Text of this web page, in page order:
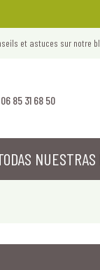
et astuces sur notre
06 85 31 68 50